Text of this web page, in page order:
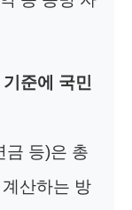
준에 국민
금 등)은 총
산하는 방